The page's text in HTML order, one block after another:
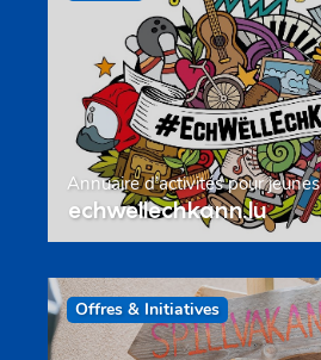
Annuaire d’activités pour jeunes
echwellechkann.lu
Offres & Initiatives